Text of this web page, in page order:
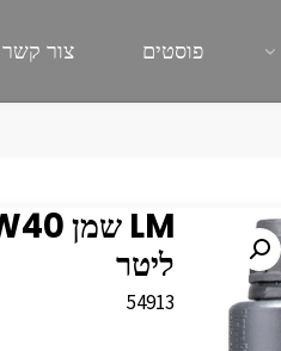
פוסטים צור קשר
ליטר
54913